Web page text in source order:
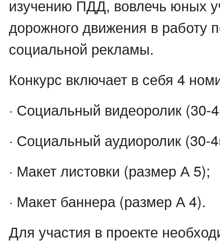
изучению ПДД, вовлечь юных
дорожного движения в работу
социальной рекламы.
Конкурс включает в себя 4
· Социальный видеоролик (30-
· Социальный аудиоролик (30-
· Макет листовки (размер А 5);
· Макет баннера (размер А 4).
Для участия в проекте